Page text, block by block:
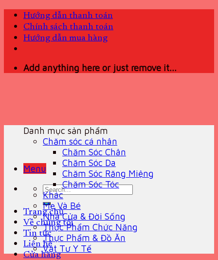
Skip
content
Hướng dẫn thanh toán
Chính sách thanh toán
Hướng dẫn mua hàng
Add anything here or just remove it...
Menu
Search
for:
Trang chủ
Về chúng tôi
Tin tức
Liên hệ
Cửa hàng
Danh mục sản phẩm
Chăm sóc cá nhân
Chăm Sóc Chân
Chăm Sóc Da
Chăm Sóc Răng Miệng
Chăm Sóc Tóc
Khác
Mẹ Và Bé
Nhà Cửa & Đời Sống
Thực Phẩm Chức Năng
Thực Phẩm & Đồ Ăn
Vật Tư Y Tế